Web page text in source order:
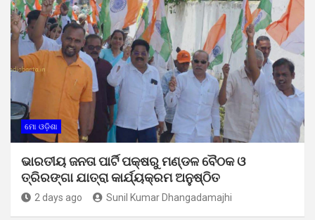
ମୋ ଓଡ଼ିଶା
ଭାରତୀୟ ଜନତା ପାର୍ଟି ପକ୍ଷରୁ ମଣ୍ଡଳ ବୈଠକ ଓ
ତ୍ରିରଙ୍ଗା ଯାତ୍ରା କାର୍ଯ୍ୟକ୍ରମ ଅନୁଷ୍ଠିତ
2 days ago Sunil Kumar Dhangadamajhi